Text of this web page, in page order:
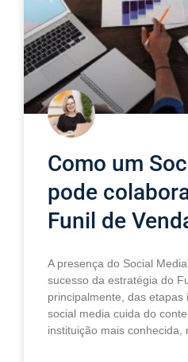
Como um
pode
Funil de
A presença do Social
sucesso da estratégia do
principalmente, das etapas
social media cuida do
instituição mais conhecida,